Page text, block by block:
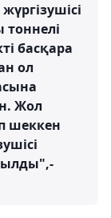
басқара
ол
Жол
шеккен